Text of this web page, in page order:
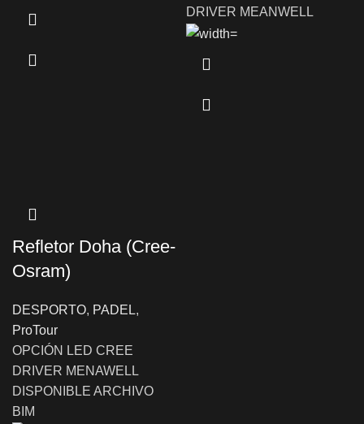
DRIVER MEANWELL
Refletor Doha (Cree-
Osram)
DESPORTO, PADEL,
ProTour
OPCIÓN LED CREE
DRIVER MENAWELL
DISPONIBLE ARCHIVO
BIM